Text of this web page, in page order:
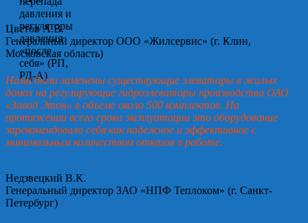
Цветов А.В.
Генеральный директор ООО «Жилсервис» (г. Клин,
Московская область)
Нами были заменены существующие элеваторы в жилых
домах на регулирующие гидроэлеваторы производства ОАО
«Завод Этон» в объеме около 500 комплектов. На
протяжении всего срока эксплуатации это оборудование
зарекомендовало себя как надежное и эффективное с
минимальным количеством отказов в работе.
Недзвецкий В.К.
Генеральный директор ЗАО «НПФ Теплоком» (г. Санкт-
Петербург)